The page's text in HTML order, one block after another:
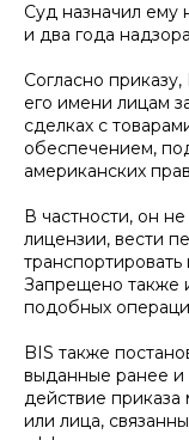
Суд назначил ему
и два года
Согласно
его имени лицам
сделках с
обеспечением,
американских
В частности, он
лицензии, вести
Запрещено также
подобных
BIS также
выданные ранее
действие приказа
или лица,